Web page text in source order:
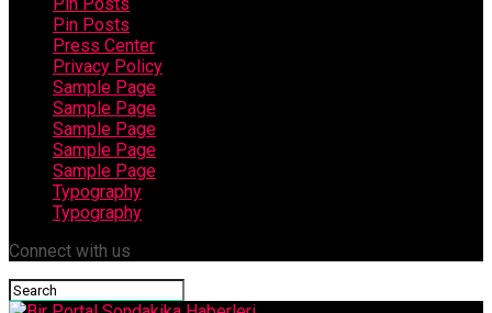
Pin Posts
Press Center
Privacy Policy
Sample Page
Sample Page
Sample Page
Sample Page
Sample Page
Typography
Typography
Connect with us